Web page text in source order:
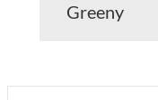
Greeny